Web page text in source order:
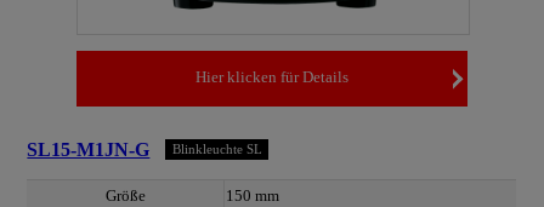
Hier klicken für Details
SL15-M1JN-G Blinkleuchte SL
Größe
150 mm